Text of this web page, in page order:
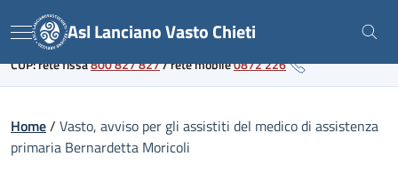
to
content
Link al portale sanitario regionale
Menu Asl Lanciano Vasto Chieti
CUP: rete fissa800 827 827/rete mobile0872 226
Home/ Vasto, avviso per gli assistiti del medico di assistenza
primaria Bernardetta Moricoli